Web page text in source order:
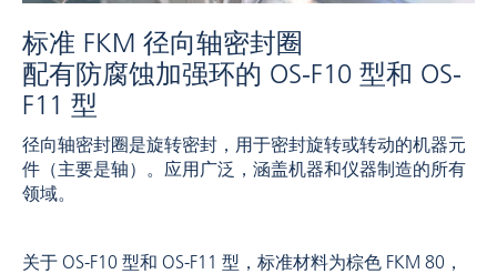
标准 FKM 径向轴密封圈
配有防腐蚀加强环的 OS-F10 型和 OS-
F11 型
径向轴密封圈是旋转密封，用于密封旋转或转动的机器元
件（主要是轴）。应用广泛，涵盖机器和仪器制造的所有
领域。
关于 OS-F10 型和 OS-F11 型，标准材料为棕色 FKM 80，